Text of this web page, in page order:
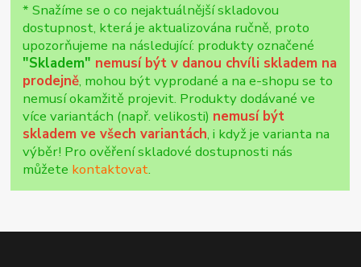
* Snažíme se o co nejaktuálnější skladovou
dostupnost, která je aktualizována ručně, proto
upozorňujeme na následující: produkty označené
"Skladem" nemusí být v danou chvíli skladem na
prodejně, mohou být vyprodané a na e-shopu se to
nemusí okamžitě projevit. Produkty dodávané ve
více variantách (např. velikosti) nemusí být
skladem ve všech variantách, i když je varianta na
výběr! Pro ověření skladové dostupnosti nás
můžete kontaktovat.